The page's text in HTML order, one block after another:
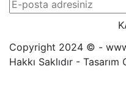
Copyright 2024 © -
Hakkı Saklıdır - Tasarım